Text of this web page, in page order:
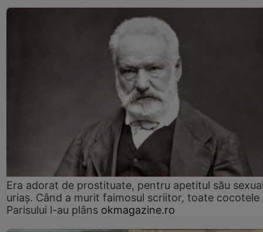
Era adorat de prostituate, pentru apetitul său
uriaș. Când a murit faimosul scriitor, toate cocotele
Parisului l-au plâns okmagazine.ro